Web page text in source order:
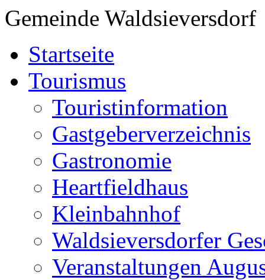
Gemeinde Waldsieversdorf
Startseite
Tourismus
Touristinformation
Gastgeberverzeichnis
Gastronomie
Heartfieldhaus
Kleinbahnhof
Waldsieversdorfer
Veranstaltungen